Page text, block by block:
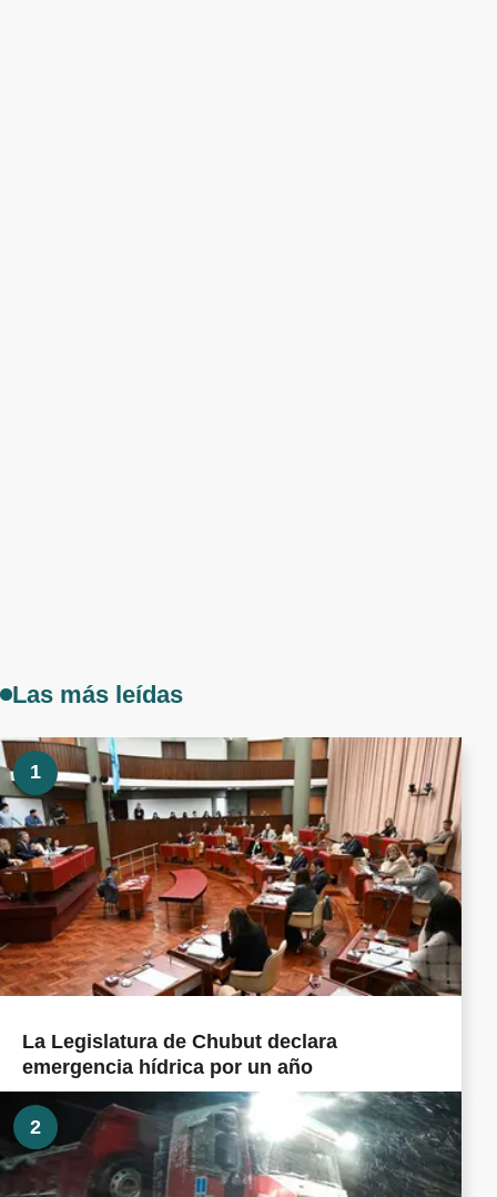
Las más leídas
1
La Legislatura de Chubut declara
emergencia hídrica por un año
2